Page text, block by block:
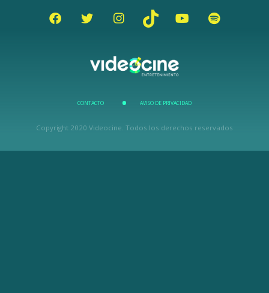
CONTACTO AVISO DE PRIVACIDAD
Copyright 2020 Videocine. Todos los derechos reservados